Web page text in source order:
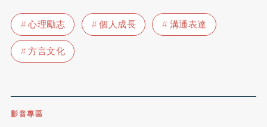
心理勵志 個人成長
溝通表達
方言文化
影音專區